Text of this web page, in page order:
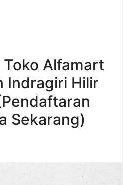
Toko Alfamart
Indragiri Hilir
Sekarang)